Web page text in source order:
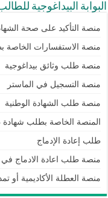
البوابة البيداغوجية
منصة التأكيد على صحة
منصة الاستفسارات الخاصة
منصة طلب وثائق بيداغوجية
منصة التسجيل في الماستر
منصة طلب الشهادة الوطنية
المنصة الخاصة بطلب
طلب إعادة الإدماج
منصة طلب اعادة الادماج في
منصة العطلة الأكاديمية أو